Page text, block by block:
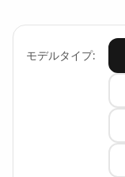
モデルタイプ: